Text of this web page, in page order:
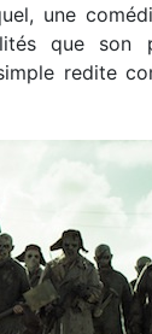
une
que son
redite